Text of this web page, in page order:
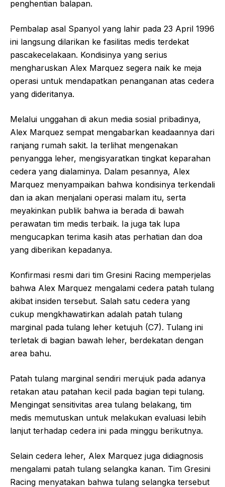
penghentian balapan.
Pembalap asal Spanyol yang lahir pada 23 April 1996
ini langsung dilarikan ke fasilitas medis terdekat
pascakecelakaan. Kondisinya yang serius
mengharuskan Alex Marquez segera naik ke meja
operasi untuk mendapatkan penanganan atas cedera
yang dideritanya.
Melalui unggahan di akun media sosial pribadinya,
Alex Marquez sempat mengabarkan keadaannya dari
ranjang rumah sakit. Ia terlihat mengenakan
penyangga leher, mengisyaratkan tingkat keparahan
cedera yang dialaminya. Dalam pesannya, Alex
Marquez menyampaikan bahwa kondisinya terkendali
dan ia akan menjalani operasi malam itu, serta
meyakinkan publik bahwa ia berada di bawah
perawatan tim medis terbaik. Ia juga tak lupa
mengucapkan terima kasih atas perhatian dan doa
yang diberikan kepadanya.
Konfirmasi resmi dari tim Gresini Racing memperjelas
bahwa Alex Marquez mengalami cedera patah tulang
akibat insiden tersebut. Salah satu cedera yang
cukup mengkhawatirkan adalah patah tulang
marginal pada tulang leher ketujuh (C7). Tulang ini
terletak di bagian bawah leher, berdekatan dengan
area bahu.
Patah tulang marginal sendiri merujuk pada adanya
retakan atau patahan kecil pada bagian tepi tulang.
Mengingat sensitivitas area tulang belakang, tim
medis memutuskan untuk melakukan evaluasi lebih
lanjut terhadap cedera ini pada minggu berikutnya.
Selain cedera leher, Alex Marquez juga didiagnosis
mengalami patah tulang selangka kanan. Tim Gresini
Racing menyatakan bahwa tulang selangka tersebut